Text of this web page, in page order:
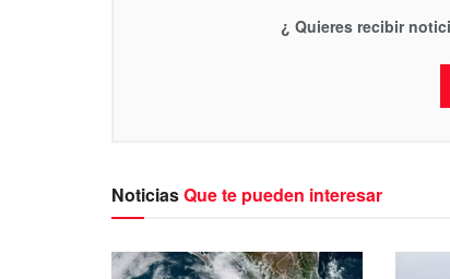
¿ Quieres recibir
NoticiasQue te pueden interesar